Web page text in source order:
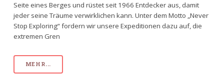
Seite eines Berges und rüstet seit 1966 Entdecker aus, damit
jeder seine Träume verwirklichen kann. Unter dem Motto „Never
Stop Exploring“ fordern wir unsere Expeditionen dazu auf, die
extremen Gren
MEHR...